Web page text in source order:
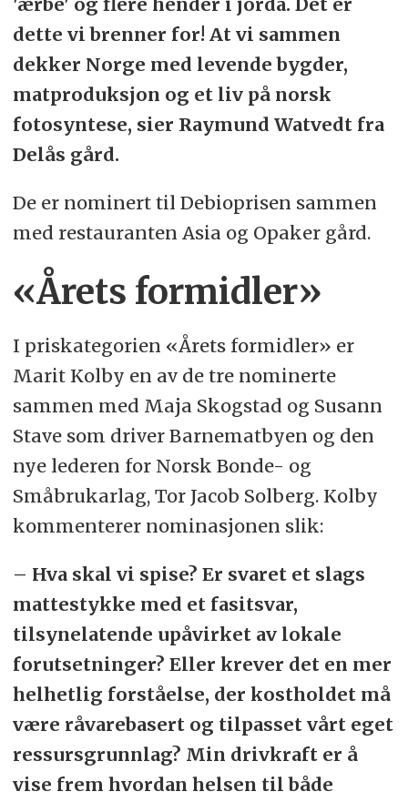
dette vi brenner for! At vi sammen
dekker Norge med levende bygder,
matproduksjon og et liv på norsk
fotosyntese, sier Raymund Watvedt fra
Delås gård.
De er nominert til Debioprisen sammen
med restauranten Asia og Opaker gård.
«Årets formidler»
I priskategorien «Årets formidler» er
Marit Kolby en av de tre nominerte
sammen med Maja Skogstad og Susann
Stave som driver Barnematbyen og den
nye lederen for Norsk Bonde- og
Småbrukarlag, Tor Jacob Solberg. Kolby
kommenterer nominasjonen slik:
– Hva skal vi spise? Er svaret et slags
mattestykke med et fasitsvar,
tilsynelatende upåvirket av lokale
forutsetninger? Eller krever det en mer
helhetlig forståelse, der kostholdet må
være råvarebasert og tilpasset vårt eget
ressursgrunnlag? Min drivkraft er å
vise frem hvordan helsen til både